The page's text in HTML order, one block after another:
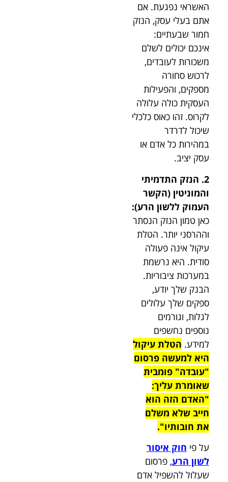
האשראי נפגעת. אם
אתם בעלי עסק, הנזק
חמור שבעתיים:
אינכם יכולים לשלם
משכורות לעובדים,
לרכוש סחורה
מספקים, והפעילות
העסקית כולה עלולה
לקרוס. זהו כאוס כלכלי
שיכול לדרדר
במהירות כל אדם או
עסק יציב.
2. הנזק התדמיתי
והמוניטין (הקשר
העמוק ללשון הרע):
כאן טמון הנזק הנסתר
וההרסני יותר. הטלת
עיקול אינה פעולה
סודית. היא נרשמת
במערכות ציבוריות.
הבנק שלך יודע,
ספקים שלך עלולים
לגלות, וגורמים
נוספים נחשפים
למידע. הטלת עיקול
היא למעשה פרסום
"עובדה" פומבית
שאומרת עליך:
"האדם הזה הוא
חייב שלא משלם
את חובותיו".
על פי חוק איסור
לשון הרע, פרסום
שעלול להשפיל אדם